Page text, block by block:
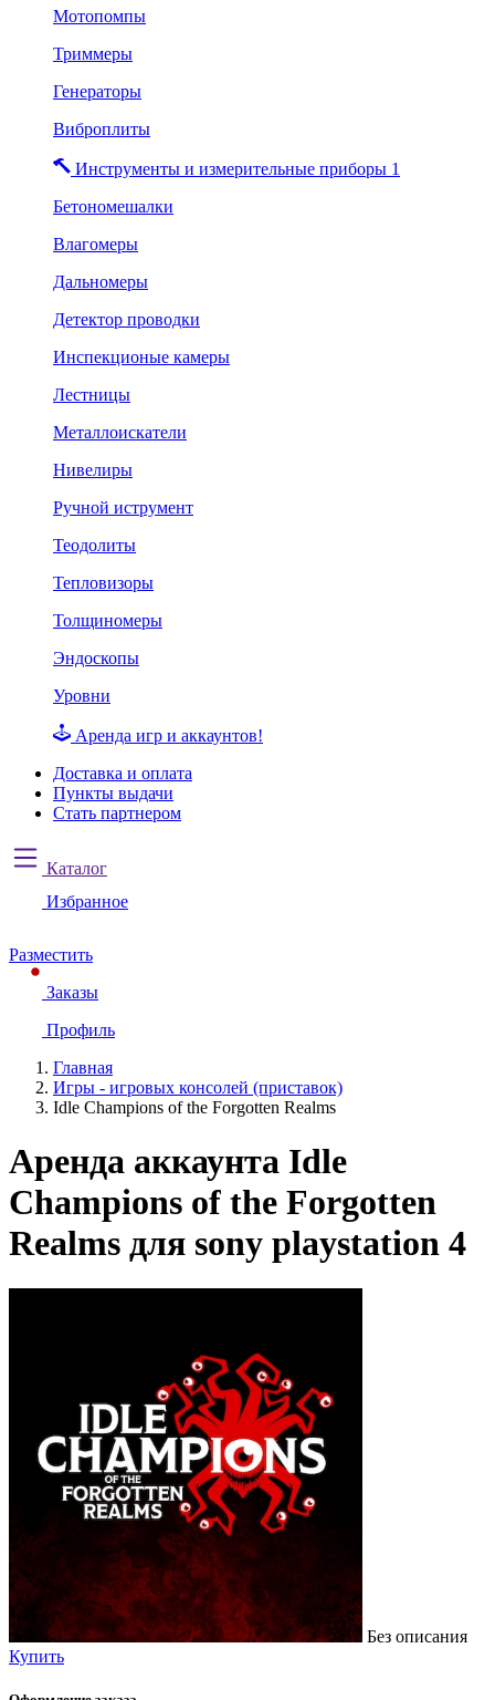
Мотопомпы
Триммеры
Генераторы
Виброплиты
Инструменты и измерительные приборы 1
Бетономешалки
Влагомеры
Дальномеры
Детектор проводки
Инспекционые камеры
Лестницы
Металлоискатели
Нивелиры
Ручной иструмент
Теодолиты
Тепловизоры
Толщиномеры
Эндоскопы
Уровни
Аренда игр и аккаунтов!
Доставка и оплата
Пункты выдачи
Стать партнером
Каталог
Избранное
Разместить
Заказы
Профиль
Главная
Игры - игровых консолей (приставок)
Idle Champions of the Forgotten Realms
Аренда аккаунта Idle
Champions of the Forgotten
Realms для sony playstation 4
Без описания
Купить